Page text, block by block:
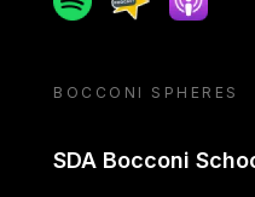
BOCCONI SPHERES
SDA Bocconi